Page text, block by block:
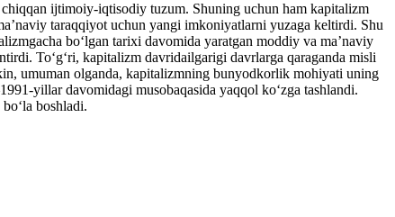
ijtimoiy-iqtisodiy tuzum. Shuning uchun ham kapitalizm
taraqqiyot uchun yangi imkoniyatlarni yuzaga keltirdi. Shu
boʻlgan tarixi davomida yaratgan moddiy va maʼnaviy
Toʻgʻri, kapitalizm davridailgarigi davrlarga qaraganda misli
umuman olganda, kapitalizmning bunyodkorlik mohiyati uning
yillar davomidagi musobaqasida yaqqol koʻzga tashlandi.
boshladi.